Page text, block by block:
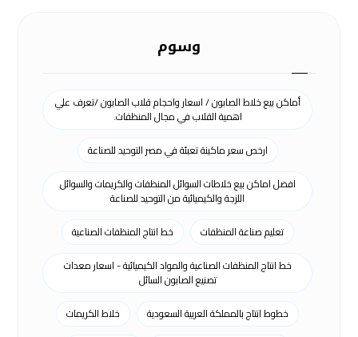
وسوم
أماكن بيع خلاط الصابون / اسعار واحجام قلاب الصابون /تعرف علي
اهمية القلاب في مجال المنظفات.
ارخص سعر ماكينة تعبئة في مصر التوحيد للصناعة
افضل اماكن بيع خلاطات السوائل المنظفات والكريمات والسوائل
اللزجة والكيميائية من التوحيد للصناعة
تعليم صناعة المنظفات
خط انتاج المنظفات الصناعية
خط انتاج المنظفات الصناعية والمواد الكيميائية - اسعار معدات
تصنيع الصابون السائل
خطوط انتاج بالمملكة العربية السعودية
خلاط الكريمات